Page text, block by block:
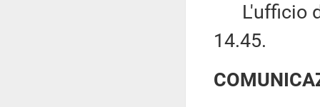
L'ufficio di
14.45.